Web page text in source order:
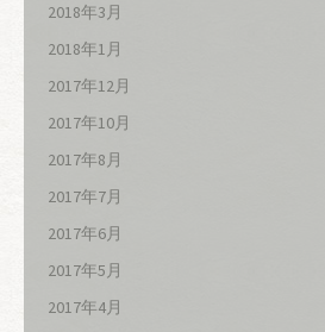
2018年3月
2018年1月
2017年12月
2017年10月
2017年8月
2017年7月
2017年6月
2017年5月
2017年4月